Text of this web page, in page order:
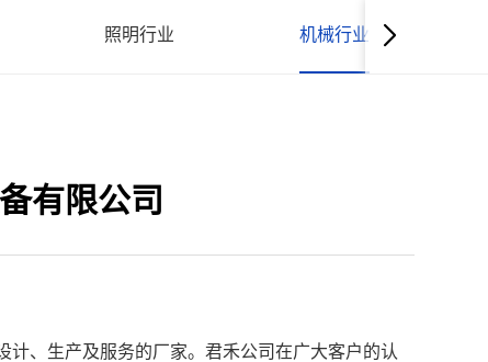
照明行业 机械行业
有限公司
、生产及服务的厂家。君禾公司在广大客户的认